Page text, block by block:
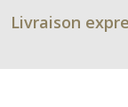
Livraison
Fermer